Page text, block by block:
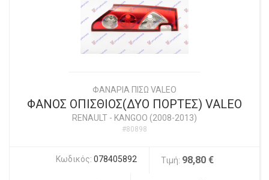
ΦΑΝΑΡΙΑ ΠΙΣΩ VALEO
ΦΑΝΟΣ ΟΠΙΣΘΙΟΣ(ΔΥΟ ΠΟΡΤΕΣ) VALEO
RENAULT - KANGOO (2008-2013)
#80898
Κωδικός: 078405892 Τιμή: 98,80 €